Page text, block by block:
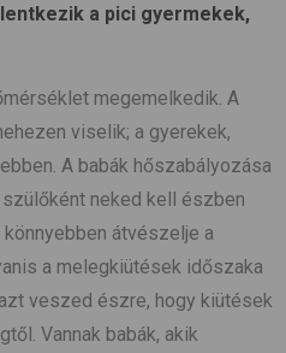
a pici gyermekek,
megemelkedik. A
viselik; a gyerekek,
A babák hőszabályozása
neked kell észben
átvészelje a
a melegkiütések időszaka
veszed észre, hogy kiütések
Vannak babák, akik